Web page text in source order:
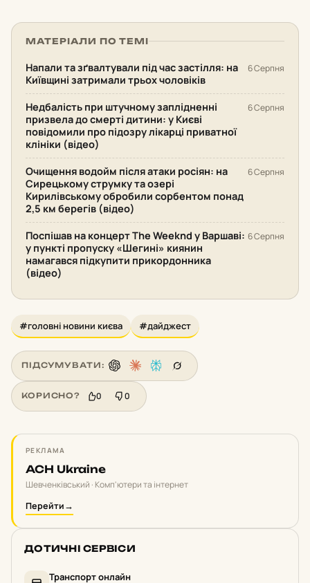
МАТЕРІАЛИ ПО ТЕМІ
Напали та зґвалтували під час застілля: на
Київщині затримали трьох чоловіків
6 Серпня
Недбалість при штучному заплідненні
призвела до смерті дитини: у Києві
повідомили про підозру лікарці приватної
клініки (відео)
6 Серпня
Очищення водойм після атаки росіян: на
Сирецькому струмку та озері
Кирилівському обробили сорбентом понад
2,5 км берегів (відео)
6 Серпня
Поспішав на концерт The Weeknd у Варшаві:
у пункті пропуску «Шегині» киянин
намагався підкупити прикордонника
(відео)
6 Серпня
#головні новини києва #дайджест
ПІДСУМУВАТИ:
КОРИСНО? 0 0
РЕКЛАМА
ACH Ukraine
Шевченківський · Комп'ютери та інтернет
Перейти→
ДОТИЧНІ СЕРВІСИ
Транспорт онлайн